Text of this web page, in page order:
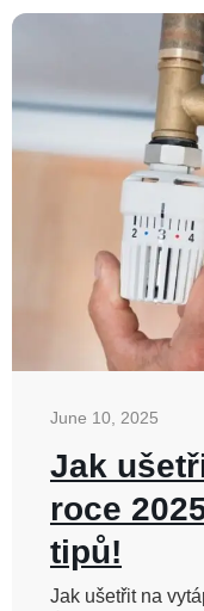
June 10, 2025
Jak
roce
tipů!
Jak ušetřit na